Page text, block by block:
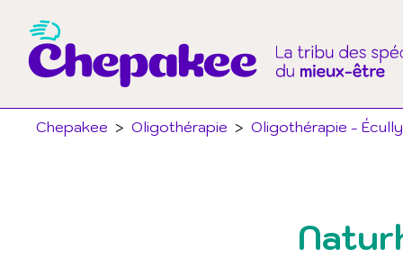
Chepakee > Oligothérapie > Oligothérapie -